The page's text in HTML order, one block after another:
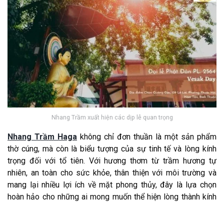
Nhang Trầm xuất hiện các dịp lễ quan trọng
Nhang Trầm Haga không chỉ đơn thuần là một sản phẩm
thờ cúng, mà còn là biểu tượng của sự tinh tế và lòng kính
trọng đối với tổ tiên. Với hương thơm từ trầm hương tự
nhiên, an toàn cho sức khỏe, thân thiện với môi trường và
mang lại nhiều lợi ích về mặt phong thủy, đây là lựa chọn
hoàn hảo cho những ai mong muốn thể hiện lòng thành kính